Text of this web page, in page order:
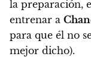
la preparación,
entrenar a
para que él no
mejor dicho).